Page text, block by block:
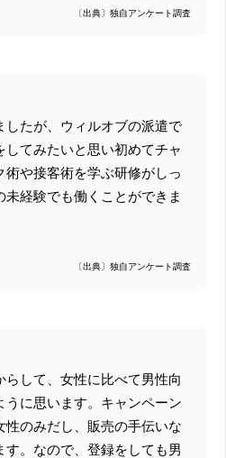
〔出典〕独自アンケート調査
したが、ウィルオブの派遣で
してみたいと思い初めてチャ
術や接客術を学ぶ研修がしっ
経験でも働くことができま
〔出典〕独自アンケート調査
らして、女性に比べて男性向
うに思います。キャンペーン
性のみだし、販売の手伝いな
す。なので、登録をしても男